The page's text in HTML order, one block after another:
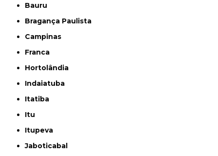
Bauru
Bragança Paulista
Campinas
Franca
Hortolândia
Indaiatuba
Itatiba
Itu
Itupeva
Jaboticabal